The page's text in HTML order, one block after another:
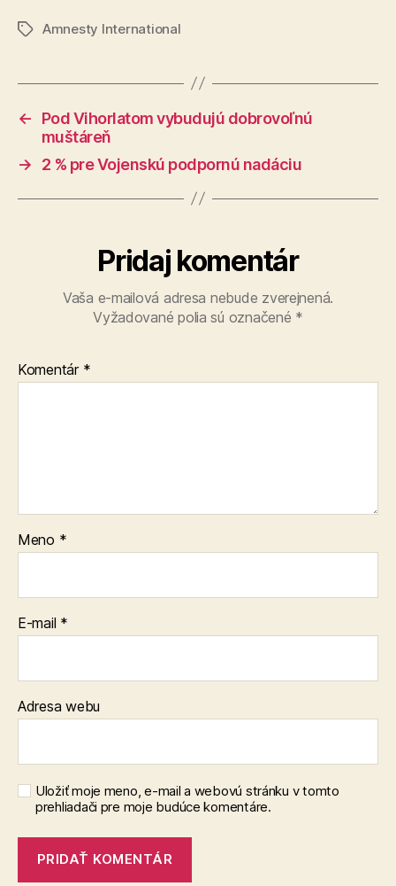
ZnačkyAmnesty International
←
Pod Vihorlatom vybudujú dobrovoľnú
muštáreň
→
2 % pre Vojenskú podpornú nadáciu
Pridaj komentár
Vaša e-mailová adresa nebude zverejnená.
Vyžadované polia sú označené *
Komentár *
Meno *
E-mail *
Adresa webu
Uložiť moje meno, e-mail a webovú stránku v tomto
prehliadači pre moje budúce komentáre.